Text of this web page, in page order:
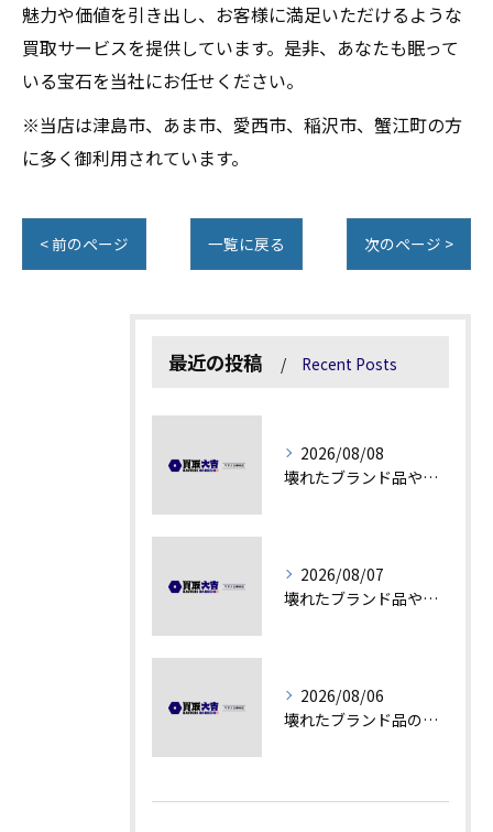
魅力や価値を引き出し、お客様に満足いただけるような
買取サービスを提供しています。是非、あなたも眠って
いる宝石を当社にお任せください。
※当店は津島市、あま市、愛西市、稲沢市、蟹江町の方
に多く御利用されています。
< 前のページ 一覧に戻る 次のページ >
最近の投稿 Recent Posts
2026/08/08
壊れたブランド品や汚れアクセサリーの買取価値解説
2026/08/07
壊れたブランド品や古物の価値を見極める秘訣
2026/08/06
壊れたブランド品の価値を見極める技術とは